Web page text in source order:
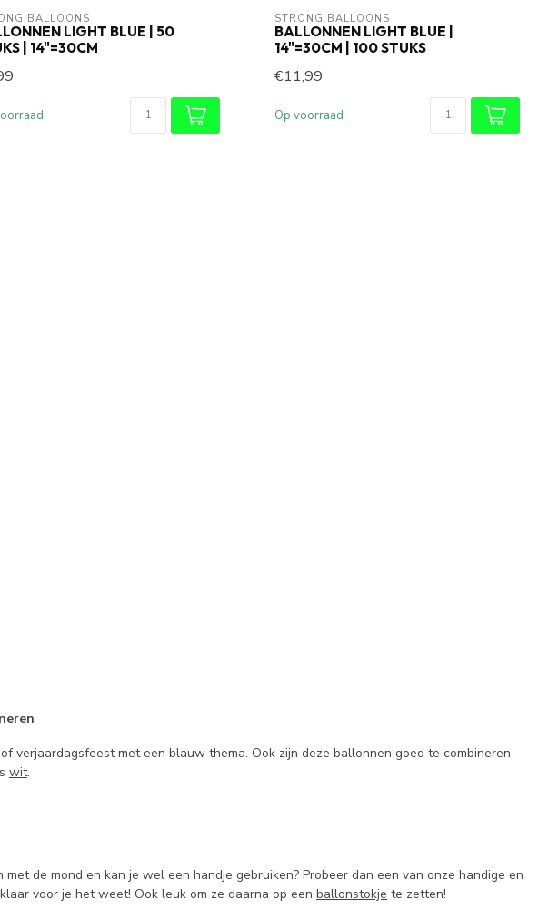
BALLOONS
LIGHT BLUE | 50
| 14"=30CM
STRONG BALLOONS
BALLONNEN LIGHT BLUE |
14"=30CM | 100 STUKS
€11,99
Op voorraad
met een blauw thema. Ook zijn deze ballonnen goed te combineren
wit.
de mond en kan je wel een handje gebruiken? Probeer dan een van onze handige en
voor je het weet! Ook leuk om ze daarna op een ballonstokje te zetten!